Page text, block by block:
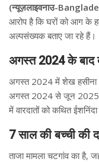
(न्यूज़लाइवनाउ-
आरोप है कि घरों को आग के
अल्पसंख्यक बताए जा रहे हैं।
अगस्त 2024 के बाद
अगस्त 2024 में शेख हसीना
अगस्त 2024 से जून 2025 के
में वारदातों को कथित
7 साल की बच्ची की
ताजा मामला चटगांव का है,